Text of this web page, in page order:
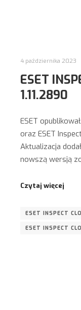
4 października 2023
ESET
1.11.2890
ESET
oraz ESET
Aktualizacja
nowszą wersją
Czytaj więcej
ESET INSPECT
ESET INSPECT